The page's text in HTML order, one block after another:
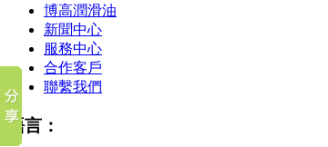
博高潤滑油
新聞中心
服務中心
合作客戶
聯繫我們
語言：